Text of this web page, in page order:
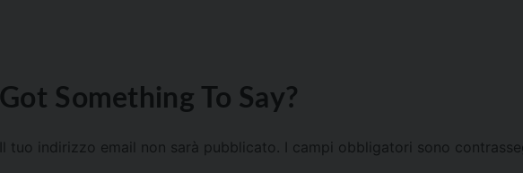
Got Something To Say?
Il tuo indirizzo email non sarà pubblicato. I campi obbligatori sono